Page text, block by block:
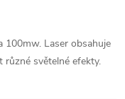
100mw. Laser obsahuje
různé světelné efekty.